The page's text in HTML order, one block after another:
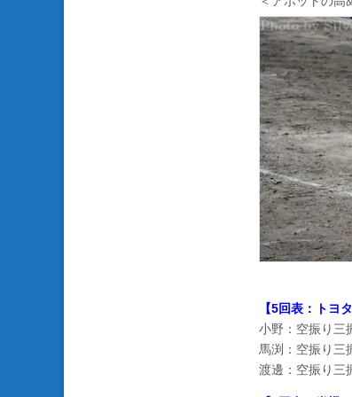
【5回表：トヨ
小野：空振り三
馬渕：空振り三
渡邊：空振り三